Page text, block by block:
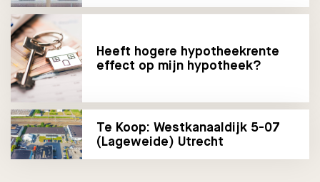
Heeft hogere hypotheekrente
effect op mijn hypotheek?
Te Koop: Westkanaaldijk 5-07
(Lageweide) Utrecht